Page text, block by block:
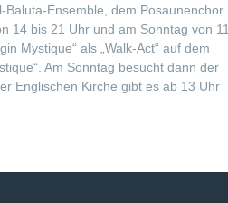
Ensemble, dem Posaunenchor
14 bis 21 Uhr und am Sonntag von 11
Mystique“ als „Walk-Act“ auf dem
Am Sonntag besucht dann der
Englischen Kirche gibt es ab 13 Uhr